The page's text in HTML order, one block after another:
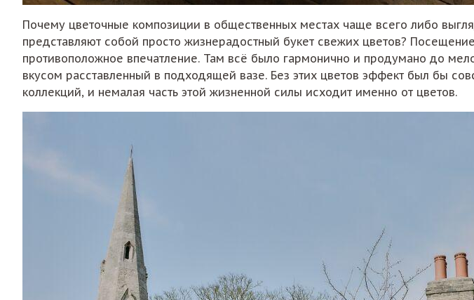
Почему цветочные композиции в общественных местах чаще всего либо
представляют собой просто жизнерадостный букет свежих цветов?
противоположное впечатление. Там всё было гармонично и продумано до
вкусом расставленный в подходящей вазе. Без этих цветов эффект был бы
коллекций, и немалая часть этой жизненной силы исходит именно от цветов.